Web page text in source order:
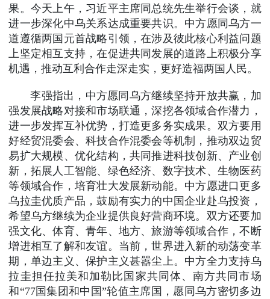
果。今天上午，习近平主席同总统先生举行会谈，就
进一步深化中乌关系达成重要共识。中方愿同乌方一
道遵循两国元首战略引领，在涉及彼此核心利益问题
上坚定相互支持，在促进共同发展的道路上积极分享
机遇，推动互利合作走深走实，更好造福两国人民。
李强指出，中方愿同乌方继续坚持开放共赢，加
强发展战略对接和市场联通，深挖各领域合作潜力，
进一步发挥互补优势，打造更多务实成果。双方要用
好经贸混委会、科技合作混委会等机制，推动双边贸
易扩大规模、优化结构，共同推进科技创新、产业创
新，拓展人工智能、绿色经济、数字技术、生物医药
等领域合作，培育壮大发展新动能。中方愿进口更多
乌拉圭优质产品，鼓励有实力的中国企业赴乌投资，
希望乌方继续为企业提供良好营商环境。双方还要加
强文化、体育、青年、地方、旅游等领域合作，不断
增进相互了解和友谊。当前，世界进入新的动荡变革
期，单边主义、保护主义甚嚣尘上。中方全力支持乌
拉圭担任拉美和加勒比国家共同体、南方共同市场
和“77国集团和中国”轮值主席国，愿同乌方密切多边